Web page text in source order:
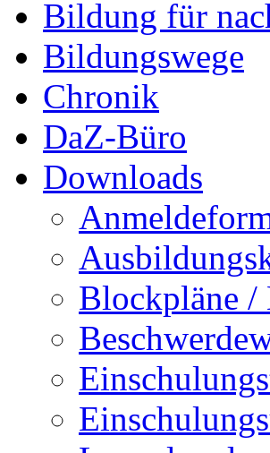
Bildung für
Bildungswege
Chronik
DaZ-Büro
Downloads
Blockpläne /